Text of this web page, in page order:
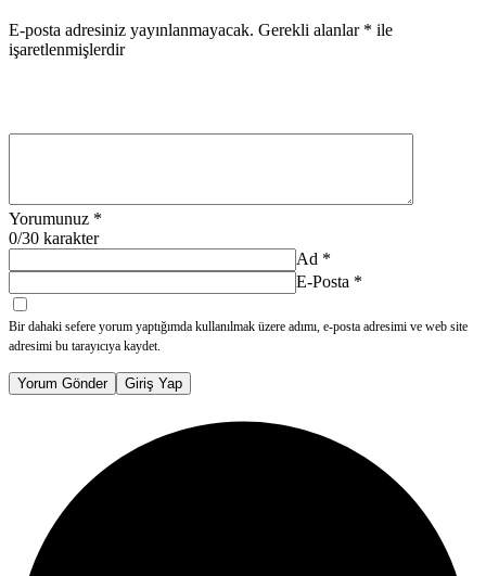
E-posta adresiniz yayınlanmayacak. Gerekli alanlar * ile
işaretlenmişlerdir
Yorumunuz *
0/30 karakter
Ad *
E-Posta *
Bir dahaki sefere yorum yaptığımda kullanılmak üzere adımı, e-posta adresimi ve web site
adresimi bu tarayıcıya kaydet.
Yorum Gönder Giriş Yap